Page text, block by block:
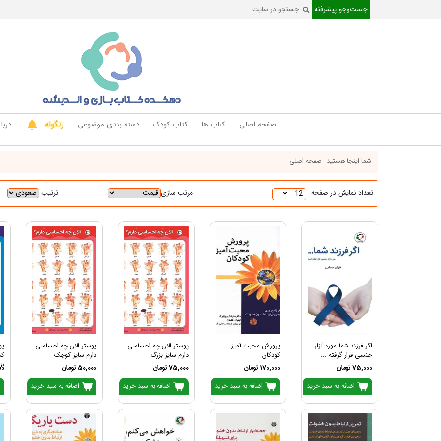
جست‌و‌جو پیشرفته
صفحه اصلی کتاب ها کتاب کودک دسته بندی موضوعی زنگوله
شما اینجا هستید صفحه اصلی
12 تعداد نمایش در صفحه مرتب سازی ترتیب
اگر فرزند شما مورد آزار
جنسی قرار گرفته ...
75,000 تومان
اضافه به سبد خرید
پرورش محبت آمیز
کودکان
170,000 تومان
اضافه به سبد خرید
پوستر الان چه احساسی
دارم سایز بزرگ
75,000 تومان
اضافه به سبد خرید
پوستر الان چه احساسی
دارم سایز کوچک
50,000 تومان
اضافه به سبد خرید